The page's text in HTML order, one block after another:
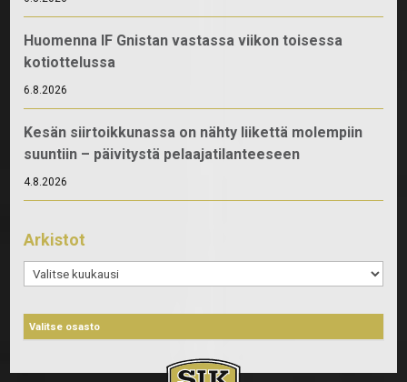
Huomenna IF Gnistan vastassa viikon toisessa
kotiottelussa
6.8.2026
Kesän siirtoikkunassa on nähty liikettä molempiin
suuntiin – päivitystä pelaajatilanteeseen
4.8.2026
Arkistot
Arkistot